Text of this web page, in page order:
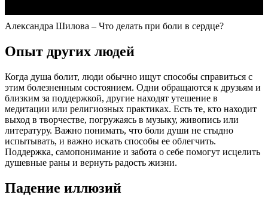
Александра Шилова – Что делать при боли в сердце?
Опыт других людей
Когда душа болит, люди обычно ищут способы справиться с
этим болезненным состоянием. Одни обращаются к друзьям и
близким за поддержкой, другие находят утешение в
медитации или религиозных практиках. Есть те, кто находит
выход в творчестве, погружаясь в музыку, живопись или
литературу. Важно понимать, что боли души не стыдно
испытывать, и важно искать способы ее облегчить.
Поддержка, самопонимание и забота о себе помогут исцелить
душевные раны и вернуть радость жизни.
Падение иллюзий